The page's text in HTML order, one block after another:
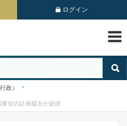
ログイン
政）
位の計画提出が必須